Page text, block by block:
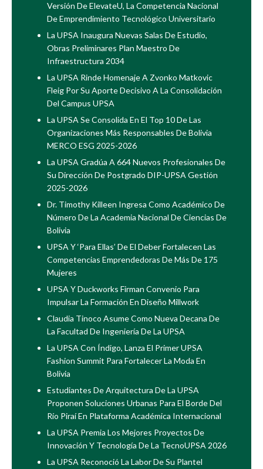
Versión De ElevateU, La Competencia Nacional
De Emprendimiento Tecnológico Universitario
La UPSA Inaugura Nuevas Salas De Estudio,
Obras Preliminares Plan Maestro De
Infraestructura 2034
La UPSA Rinde Homenaje A Zvonko Matkovic
Fleig Por Su Aporte Decisivo A La Consolidación
Del Campus UPSA
La UPSA Se Consolida En El Top 10 De Las
Organizaciones Más Responsables De Bolivia
MERCO ESG 2025-2026
La UPSA Gradúa A 664 Nuevos Profesionales De
Su Dirección De Postgrado DIP-UPSA Gestión
2025-2026
Dr. Timothy Killeen Ingresa Como Académico De
Número De La Academia Nacional De Ciencias De
Bolivia
UPSA Y ‘Para Ellas’ De El Deber Fortalecen Las
Competencias Emprendedoras De Más De 175
Mujeres
UPSA Y Duckworks Firman Convenio Para
Impulsar La Formación En Diseño Millwork
Claudia Tinoco Asume Como Nueva Decana De
La Facultad De Ingeniería De La UPSA
La UPSA Con Índigo, Lanza El Primer UPSA
Fashion Summit Para Fortalecer La Moda En
Bolivia
Estudiantes De Arquitectura De La UPSA
Proponen Soluciones Urbanas Para El Borde Del
Río Piraí En Plataforma Académica Internacional
La UPSA Premia Los Mejores Proyectos De
Innovación Y Tecnología De La TecnoUPSA 2026
La UPSA Reconoció La Labor De Su Plantel